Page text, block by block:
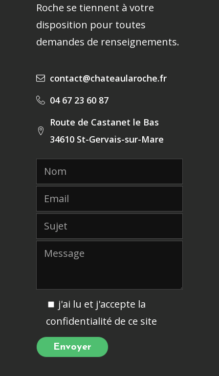
Roche se tiennent à votre
disposition pour toutes
demandes de renseignements.
contact@chateaularoche.fr
04 67 23 60 87
Route de Castanet le Bas
34610 St-Gervais-sur-Mare
j'ai lu et j'accepte la
confidentialité de ce site